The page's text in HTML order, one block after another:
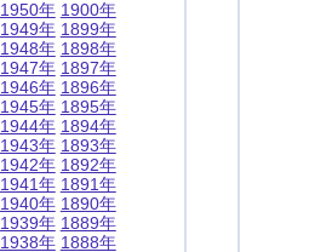
1950年
1949年
1948年
1947年
1946年
1945年
1944年
1943年
1942年
1941年
1940年
1939年
1938年
1900年
1899年
1898年
1897年
1896年
1895年
1894年
1893年
1892年
1891年
1890年
1889年
1888年